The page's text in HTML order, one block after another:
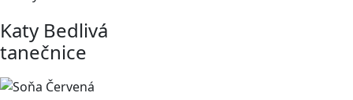
Katy Bedlivá
tanečnice